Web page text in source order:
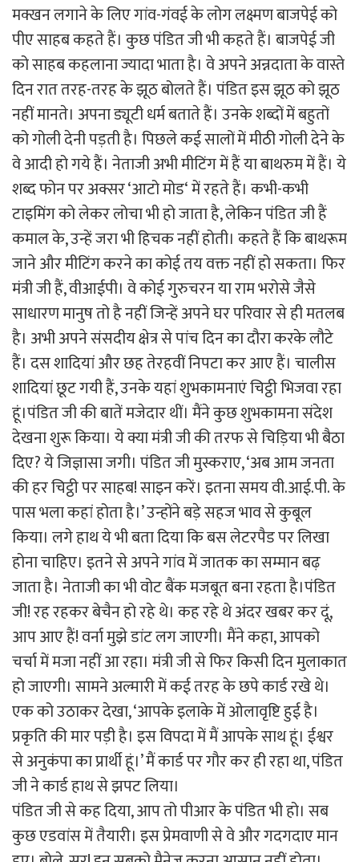
मक्खन लगाने के लिए गांव-गंवई के लोग लक्ष्मण बाजपेई को
पीए साहब कहते हैं। कुछ पंडित जी भी कहते हैं। बाजपेई जी
को साहब कहलाना ज्यादा भाता है। वे अपने अन्नदाता के वास्ते
दिन रात तरह-तरह के झूठ बोलते हैं। पंडित इस झूठ को झूठ
नहीं मानते। अपना ड्यूटी धर्म बताते हैं। उनके शब्दों में बहुतों
को गोली देनी पड़ती है। पिछले कई सालों में मीठी गोली देने के
वे आदी हो गये हैं। नेताजी अभी मीटिंग में हैं या बाथरुम में हैं। ये
शब्द फोन पर अक्सर ‘आटो मोड‘ में रहते हैं। कभी-कभी
टाइमिंग को लेकर लोचा भी हो जाता है, लेकिन पंडित जी हैं
कमाल के, उन्हें जरा भी हिचक नहीं होती। कहते हैं कि बाथरूम
जाने और मीटिंग करने का कोई तय वक्त नहीं हो सकता। फिर
मंत्री जी हैं, वीआईपी। वे कोई गुरुचरन या राम भरोसे जैसे
साधारण मानुष तो है नहीं जिन्हें अपने घर परिवार से ही मतलब
है। अभी अपने संसदीय क्षेत्र से पांच दिन का दौरा करके लौटे
हैं। दस शादियां और छह तेरहवीं निपटा कर आए हैं। चालीस
शादियां छूट गयी हैं, उनके यहां शुभकामनाएं चिट्ठी भिजवा रहा
हूं।पंडित जी की बातें मजेदार थीं। मैंने कुछ शुभकामना संदेश
देखना शुरू किया। ये क्या मंत्री जी की तरफ से चिड़िया भी बैठा
दिए? ये जिज्ञासा जगी। पंडित जी मुस्कराए, ‘अब आम जनता
की हर चिट्ठी पर साहब! साइन करें। इतना समय वी.आई.पी. के
पास भला कहां होता है।’ उन्होंने बड़े सहज भाव से कुबूल
किया। लगे हाथ ये भी बता दिया कि बस लेटरपैड पर लिखा
होना चाहिए। इतने से अपने गांव में जातक का सम्मान बढ़
जाता है। नेताजी का भी वोट बैंक मजबूत बना रहता है।पंडित
जी! रह रहकर बेचैन हो रहे थे। कह रहे थे अंदर खबर कर दूं,
आप आए हैं! वर्ना मुझे डांट लग जाएगी। मैंने कहा, आपको
चर्चा में मजा नहीं आ रहा। मंत्री जी से फिर किसी दिन मुलाकात
हो जाएगी। सामने अल्मारी में कई तरह के छपे कार्ड रखे थे।
एक को उठाकर देखा, ‘आपके इलाके में ओलावृष्टि हुई है।
प्रकृति की मार पड़ी है। इस विपदा में मैं आपके साथ हूं। ईश्वर
से अनुकंपा का प्रार्थी हूं।’ मैं कार्ड पर गौर कर ही रहा था, पंडित
जी ने कार्ड हाथ से झपट लिया।
पंडित जी से कह दिया, आप तो पीआर के पंडित भी हो। सब
कुछ एडवांस में तैयारी। इस प्रेमवाणी से वे और गदगदाए मान